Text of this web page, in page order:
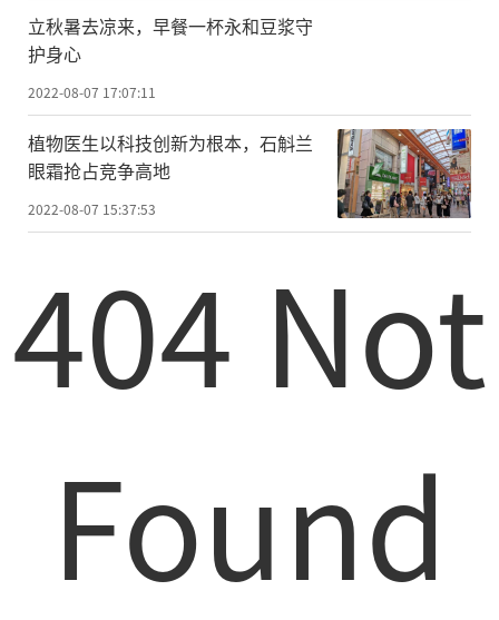
立秋暑去凉来，早餐一杯永和豆浆守
护身心
2022-08-07 17:07:11
植物医生以科技创新为根本，石斛兰
眼霜抢占竞争高地
2022-08-07 15:37:53
404 Not
Found